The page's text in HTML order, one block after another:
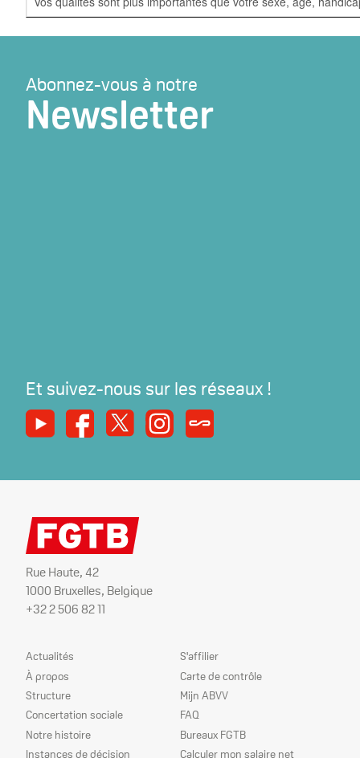
Abonnez-vous à notre
Newsletter
Et suivez-nous sur les réseaux !
YoutubeFacebook
X InstagramSyndicats Magazine
Rue Haute, 42
1000 Bruxelles, Belgique
+32 2 506 82 11
Plan
du
site
Actualités
À propos
Structure
Concertation sociale
Notre histoire
Instances de décision
Nos
services
S'affilier
Carte de contrôle
Mijn ABVV
FAQ
Bureaux FGTB
Calculer mon salaire net